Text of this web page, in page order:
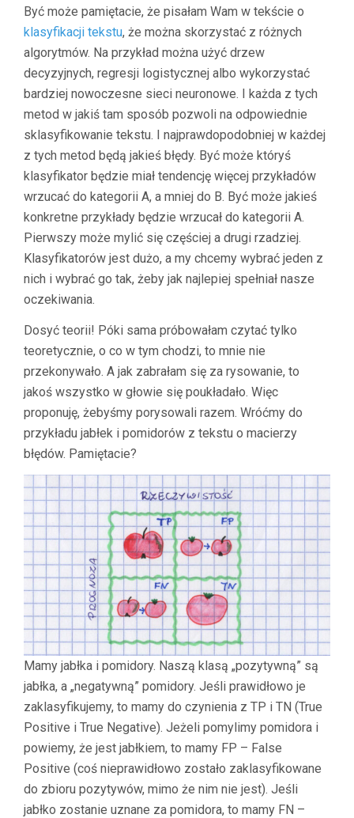
Być może pamiętacie, że pisałam Wam w tekście o
klasyfikacji tekstu, że można skorzystać z różnych
algorytmów. Na przykład można użyć drzew
decyzyjnych, regresji logistycznej albo wykorzystać
bardziej nowoczesne sieci neuronowe. I każda z tych
metod w jakiś tam sposób pozwoli na odpowiednie
sklasyfikowanie tekstu. I najprawdopodobniej w każdej
z tych metod będą jakieś błędy. Być może któryś
klasyfikator będzie miał tendencję więcej przykładów
wrzucać do kategorii A, a mniej do B. Być może jakieś
konkretne przykłady będzie wrzucał do kategorii A.
Pierwszy może mylić się częściej a drugi rzadziej.
Klasyfikatorów jest dużo, a my chcemy wybrać jeden z
nich i wybrać go tak, żeby jak najlepiej spełniał nasze
oczekiwania.
Dosyć teorii! Póki sama próbowałam czytać tylko
teoretycznie, o co w tym chodzi, to mnie nie
przekonywało. A jak zabrałam się za rysowanie, to
jakoś wszystko w głowie się poukładało. Więc
proponuję, żebyśmy porysowali razem. Wróćmy do
przykładu jabłek i pomidorów z tekstu o macierzy
błędów. Pamiętacie?
Mamy jabłka i pomidory. Naszą klasą „pozytywną” są
jabłka, a „negatywną” pomidory. Jeśli prawidłowo je
zaklasyfikujemy, to mamy do czynienia z TP i TN (True
Positive i True Negative). Jeżeli pomylimy pomidora i
powiemy, że jest jabłkiem, to mamy FP – False
Positive (coś nieprawidłowo zostało zaklasyfikowane
do zbioru pozytywów, mimo że nim nie jest). Jeśli
jabłko zostanie uznane za pomidora, to mamy FN –